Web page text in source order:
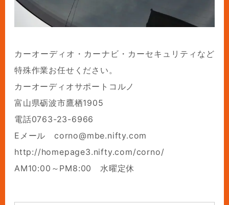
カーオーディオ・カーナビ・カーセキュリティなど
特殊作業お任せください。
カーオーディオサポートコルノ
富山県砺波市鷹栖1905
電話0763-23-6966
Eメール corno@mbe.nifty.com
http://homepage3.nifty.com/corno/
AM10:00～PM8:00 水曜定休